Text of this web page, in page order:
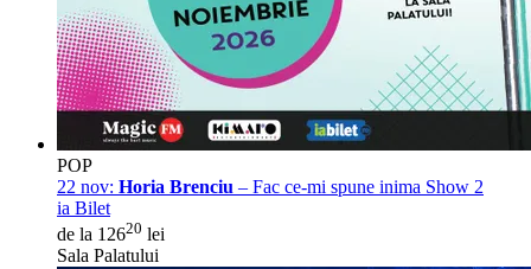
POP
22 nov: Horia Brenciu – Fac ce-mi spune inima Show 2
ia Bilet
de la 12620 lei
Sala Palatului